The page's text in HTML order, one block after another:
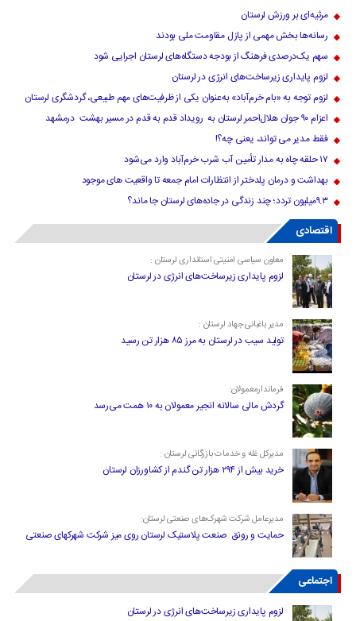
مرثیه‌ای بر ورزش لرستان
رسانه‌ها بخش مهمی از پازل مقاومت ملی بودند
سهم یک‌درصدی فرهنگ از بودجه دستگاه‌های لرستان اجرایی شود
لزوم پایداری زیرساخت‌های انرژی در لرستان
لزوم توجه به «بام خرم‌آباد» به‌عنوان یکی از ظرفیت‌های مهم طبیعی، گردشگری لرستان
اعزام ۹۰ جوان هلال‌احمر لرستان به رویداد قدم به قدم در مسیر بهشت درمشهد
فقط مدیر می تواند، یعنی چه؟!
۱۷ حلقه چاه به مدار تأمین آب شرب خرم‌آباد وارد می‌شود
بهداشت و درمان پلدختر از انتظارات امام جمعه تا واقعیت های موجود
۹.۳میلیون تردد؛ چند زندگی در جاده‌های لرستان جا ماند؟
اقتصادی
معاون سیاسی امنیتی استانداری لرستان :
لزوم پایداری زیرساخت‌های انرژی در لرستان
مدیر باغبانی جهاد لرستان :
تولید سیب در لرستان به مرز ۸۵ هزار تن رسید
فرماندارمعمولان:
گردش مالی سالانه انجیر معمولان به ۱۰ همت می‌رسد
مدیرکل غله و خدمات بازرگانی لرستان :
خرید بیش از ۲۹۴ هزار تن گندم از کشاورزان لرستان
مدیرعامل شرکت شهرک‌های صنعتی لرستان:
حمایت و رونق صنعت پلاستیک لرستان روی میز شرکت شهرکهای صنعتی
اجتماعی
لزوم پایداری زیرساخت‌های انرژی در لرستان